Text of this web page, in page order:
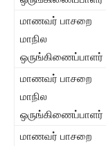
மாணவர் பாசறை
மாநில
ஒருங்கிணைப்பாளர்
மாணவர் பாசறை
மாநில
ஒருங்கிணைப்பாளர்
மாணவர் பாசறை